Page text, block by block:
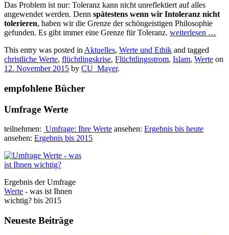
Das Problem ist nur: Toleranz kann nicht unreflektiert auf alles
angewendet werden. Denn spätestens wenn wir Intoleranz nicht
tolerieren, haben wir die Grenze der schöngeistigen Philosophie
gefunden. Es gibt immer eine Grenze für Toleranz. weiterlesen …
This entry was posted in Aktuelles, Werte und Ethik and tagged
christliche Werte, flüchtlingskrise, Flüchtlingsstrom, Islam, Werte on
12. November 2015 by CU_Mayer.
empfohlene Bücher
Umfrage Werte
teilnehmen: Umfrage: Ihre Werte ansehen: Ergebnis bis heute
ansehen: Ergebnis bis 2015
Ergebnis der Umfrage
Werte - was ist Ihnen
wichtig? bis 2015
Neueste Beiträge